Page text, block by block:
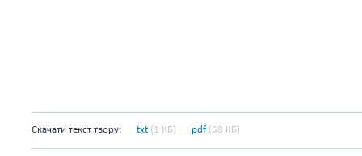
Скачати текст твору: txt (1 КБ) pdf (68 КБ)